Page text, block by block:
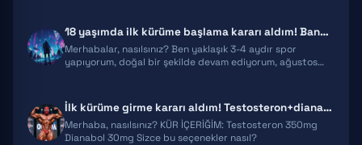
18 yaşımda ilk kürüme başlama kararı aldım! Bana yardımcı olur musunuz…
Merhabalar, nasılsınız? Ben yaklaşık 3-4 aydır spor
yapıyorum, doğal bir şekilde devam ediyorum, ağustos…
İlk kürüme girme kararı aldım! Testosteron+dianabol seçenekleri hk.
Merhaba, nasılsınız? KÜR İÇERİĞİM: Testosteron 350mg
Dianabol 30mg Sizce bu seçenekler nasıl?